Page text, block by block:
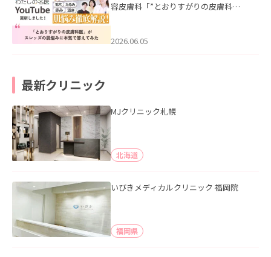
容皮膚科「”とおりすがりの皮膚科
2026.06.05
最新クリニック
MJクリニック札幌
北海道
いびきメディカルクリニック 福岡院
福岡県